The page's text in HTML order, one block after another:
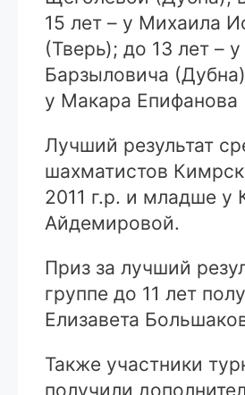
15 лет – у Михаила
(Тверь); до 13 лет –
Барзыловича
у Макара Епифанова
Лучший результат
шахматистов
2011 г.р. и младше у
Айдемировой.
Приз за лучший
группе до 11 лет
Елизавета
Также участники
получили